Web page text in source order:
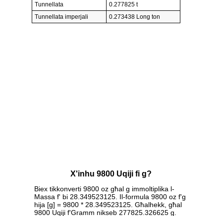
Tunnellata
0.277825 t
Tunnellata imperjali
0.273438 Long ton
X'inhu 9800 Uqiji fi g?
Biex tikkonverti 9800 oz għal g immoltiplika l-
Massa f' bi 28.349523125. Il-formula 9800 oz f'g
hija [g] = 9800 * 28.349523125. Għalhekk, għal
9800 Uqiji f'Gramm nikseb 277825.326625 g.